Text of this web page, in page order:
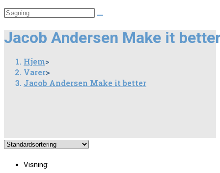
Jacob Andersen Make it
Hjem>
Varer>
Jacob Andersen Make it better
Visning: